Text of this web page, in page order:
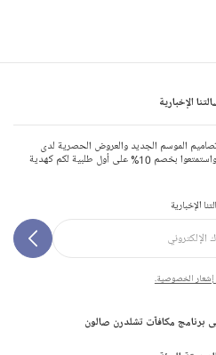
الإخبارية
الموسم الجديد والعروض الحصرية لدى
تشلدرن صالون، واستمتعوا بخصم 10% على أول طلبية لكم كهدية
الإخبارية
إشعار الخصوصية.
برنامج مكافآت تشلدرن صالون